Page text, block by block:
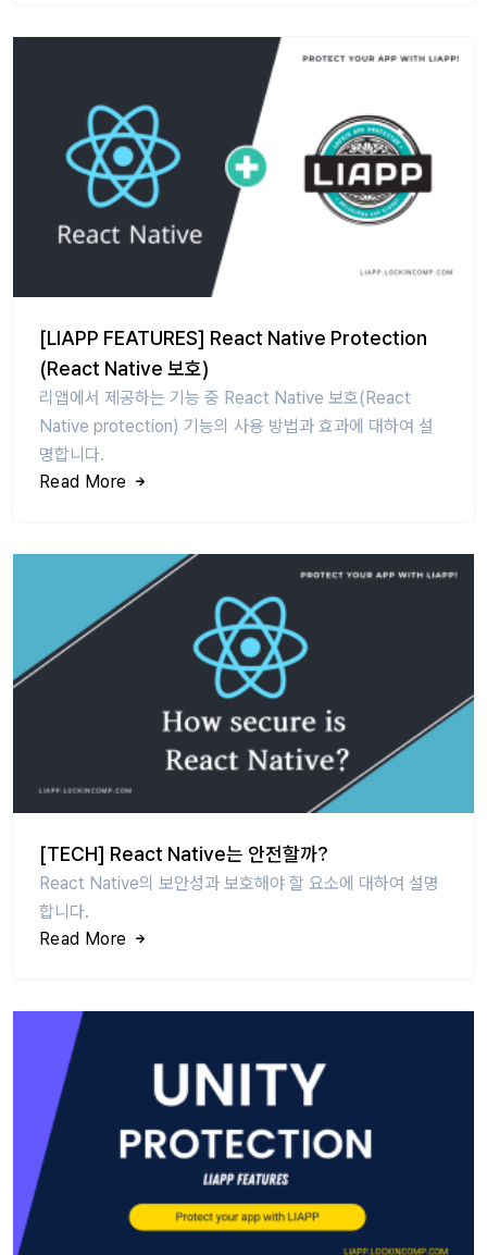
[LIAPP FEATURES] React Native Protection
(React Native 보호)
리앱에서 제공하는 기능 중 React Native 보호(React
Native protection) 기능의 사용 방법과 효과에 대하여 설
명합니다.
Read More
[TECH] React Native는 안전할까?
React Native의 보안성과 보호해야 할 요소에 대하여 설명
합니다.
Read More